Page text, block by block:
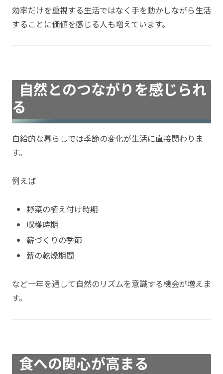
効率だけを重視する生活ではなく手を動かしながら生活
することに価値を感じる人も増えています。
自然とのつながりを感じられ
る
自給的な暮らしでは季節の変化が生活に直接関わりま
す。
例えば
野菜の植え付け時期
収穫時期
薪づくりの季節
薪の乾燥期間
など一年を通して自然のリズムを意識する機会が増えま
す。
食への関心が高まる